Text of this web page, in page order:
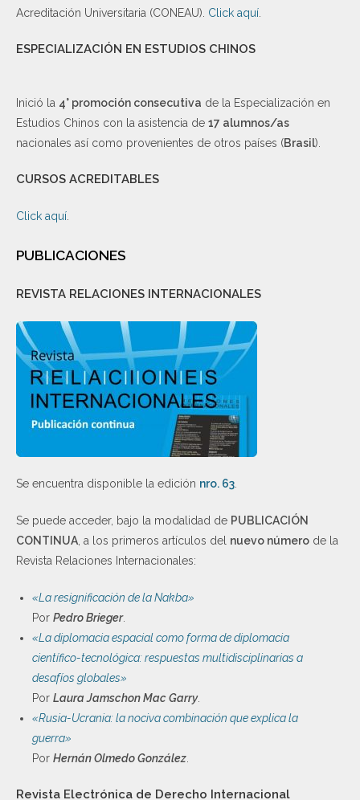
Acreditación Universitaria (CONEAU). Click aquí
ESPECIALIZACIÓN EN ESTUDIOS CHINOS
Inició la 4° promoción consecutiva de la Especialización en
Estudios Chinos con la asistencia de 17 alumnos/as
nacionales así como provenientes de otros países (Brasil).
CURSOS ACREDITABLES
Click aquí
PUBLICACIONES
REVISTA RELACIONES INTERNACIONALES
Se encuentra disponible la edición nro. 63
Se puede acceder, bajo la modalidad de PUBLICACIÓN
CONTINUA , a los primeros artículos del nuevo número de la
Revista Relaciones Internacionales:
«La resignificación de la Nakba»
Por Pedro Brieger.
«La diplomacia espacial como forma de diplomacia
científico-tecnológica: respuestas multidisciplinarias a
desafíos globales»
Por Laura Jamschon Mac Garry.
«Rusia-Ucrania: la nociva combinación que explica la
guerra»
Por Hernán Olmedo González
Revista Electrónica de Derecho Internacional